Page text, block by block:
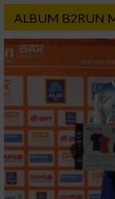
ALBUM B2RUN